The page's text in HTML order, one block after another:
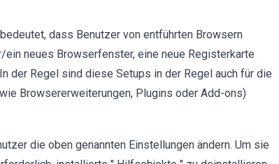
dass Benutzer von entführten Browsern
neues Browserfenster, eine neue Registerkarte
der Regel sind diese Setups in der Regel auch für die
Browsererweiterungen, Plugins oder Add-ons)
die oben genannten Einstellungen ändern. Um sie